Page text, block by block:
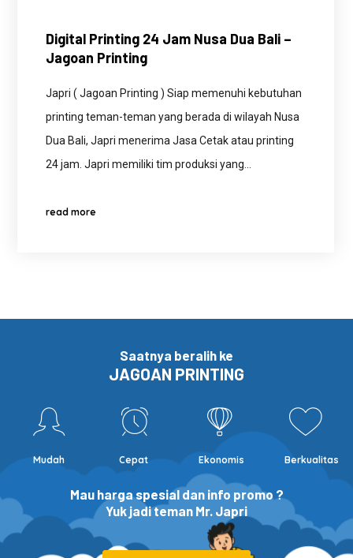
Digital Printing 24 Jam Nusa Dua Bali –
Jagoan Printing
Japri ( Jagoan Printing ) Siap memenuhi kebutuhan
printing teman-teman yang berada di wilayah Nusa
Dua Bali, Japri menerima Jasa Cetak atau printing
24 jam. Japri memiliki tim produksi yang…
read more
Saatnya beralih ke
JAGOAN PRINTING
Mudah Cepat Ekonomis Berkualitas
Mau harga spesial dan info promo ?
Yuk jadi teman Mr. Japri